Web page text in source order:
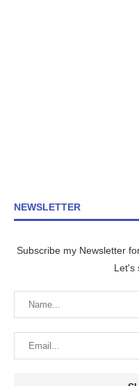
NEWSLETTER
Subscribe my Newsletter
Let's